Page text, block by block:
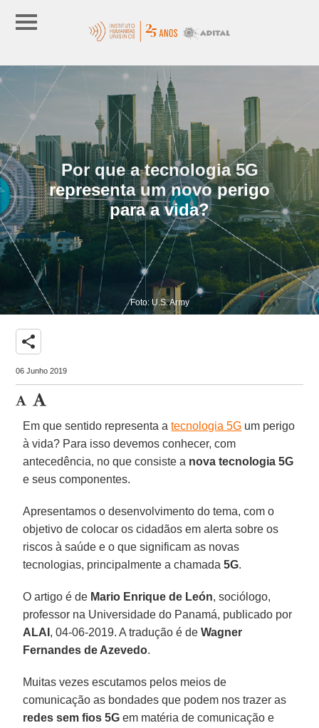
Por que a tecnologia 5G
representa um novo perigo
para a vida?
Foto: U.S. Army
share
06 Junho 2019
Em que sentido representa atecnologia 5G um perigo
à vida? Para isso devemos conhecer, com
antecedência, no que consiste a nova tecnologia 5G
e seus componentes.
Apresentamos o desenvolvimento do tema, com o
objetivo de colocar os cidadãos em alerta sobre os
riscos à saúde e o que significam as novas
tecnologias, principalmente a chamada5G.
O artigo é de Mario Enrique de León, sociólogo,
professor na Universidade do Panamá, publicado por
ALAI , 04-06-2019. A tradução é deWagner
Fernandes de Azevedo.
Muitas vezes escutamos pelos meios de
comunicação as bondades que podem nos trazer as
redes sem fios 5G em matéria de comunicação e